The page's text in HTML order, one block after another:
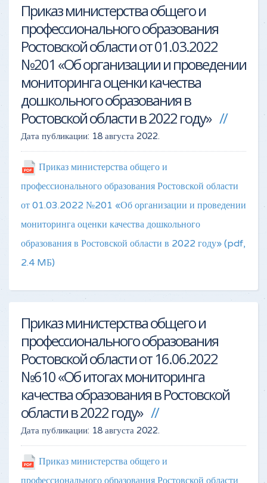
Приказ министерства общего и
профессионального образования
Ростовской области от 01.03.2022
№201 «Об организации и проведении
мониторинга оценки качества
дошкольного образования в
Ростовской области в 2022 году»
Дата публикации: 18 августа 2022.
Приказ министерства общего и
профессионального образования Ростовской области
от 01.03.2022 №201 «Об организации и проведении
мониторинга оценки качества дошкольного
образования в Ростовской области в 2022 году» (pdf,
2.4 MБ)
Приказ министерства общего и
профессионального образования
Ростовской области от 16.06.2022
№610 «Об итогах мониторинга
качества образования в Ростовской
области в 2022 году»
Дата публикации: 18 августа 2022.
Приказ министерства общего и